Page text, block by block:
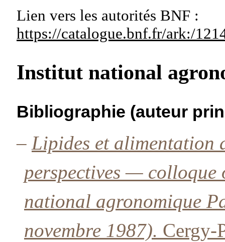
Lien vers les autorités BNF :
https://catalogue.bnf.fr/ark:/
Institut national
Bibliographie (auteur
– Lipides et alimentation
perspectives —
national agronomique
novembre 1987). Cergy-